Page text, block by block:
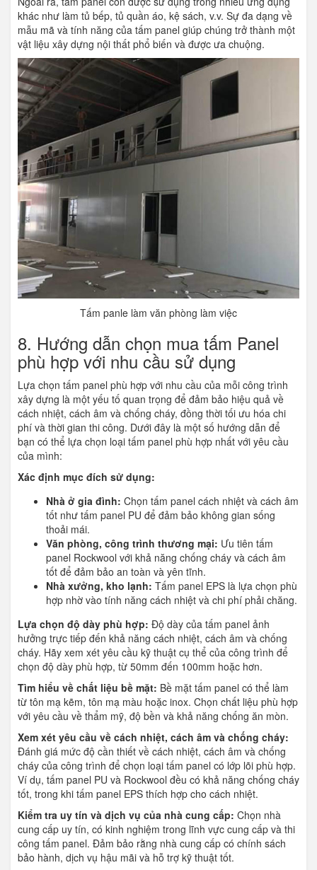
khác như làm tủ bếp, tủ quần áo, kệ sách, v.v. Sự đa dạng về
mẫu mã và tính năng của tấm panel giúp chúng trở thành một
vật liệu xây dựng nội thất phổ biến và được ưa chuộng.
Tấm panle làm văn phòng làm việc
8. Hướng dẫn chọn mua tấm Panel
phù hợp với nhu cầu sử dụng
Lựa chọn tấm panel phù hợp với nhu cầu của mỗi công trình
xây dựng là một yếu tố quan trọng để đảm bảo hiệu quả về
cách nhiệt, cách âm và chống cháy, đồng thời tối ưu hóa chi
phí và thời gian thi công. Dưới đây là một số hướng dẫn để
bạn có thể lựa chọn loại tấm panel phù hợp nhất với yêu cầu
của mình:
Xác định mục đích sử dụng:
Nhà ở gia đình: Chọn tấm panel cách nhiệt và cách âm
tốt như tấm panel PU để đảm bảo không gian sống
thoải mái.
Văn phòng, công trình thương mại: Ưu tiên tấm
panel Rockwool với khả năng chống cháy và cách âm
tốt để đảm bảo an toàn và yên tĩnh.
Nhà xưởng, kho lạnh: Tấm panel EPS là lựa chọn phù
hợp nhờ vào tính năng cách nhiệt và chi phí phải chăng.
Lựa chọn độ dày phù hợp: Độ dày của tấm panel ảnh
hưởng trực tiếp đến khả năng cách nhiệt, cách âm và chống
cháy. Hãy xem xét yêu cầu kỹ thuật cụ thể của công trình để
chọn độ dày phù hợp, từ 50mm đến 100mm hoặc hơn.
Tìm hiểu về chất liệu bề mặt: Bề mặt tấm panel có thể làm
từ tôn mạ kẽm, tôn mạ màu hoặc inox. Chọn chất liệu phù hợp
với yêu cầu về thẩm mỹ, độ bền và khả năng chống ăn mòn.
Xem xét yêu cầu về cách nhiệt, cách âm và chống cháy:
Đánh giá mức độ cần thiết về cách nhiệt, cách âm và chống
cháy của công trình để chọn loại tấm panel có lớp lõi phù hợp.
Ví dụ, tấm panel PU và Rockwool đều có khả năng chống cháy
tốt, trong khi tấm panel EPS thích hợp cho cách nhiệt.
Kiểm tra uy tín và dịch vụ của nhà cung cấp: Chọn nhà
cung cấp uy tín, có kinh nghiệm trong lĩnh vực cung cấp và thi
công tấm panel. Đảm bảo rằng nhà cung cấp có chính sách
bảo hành, dịch vụ hậu mãi và hỗ trợ kỹ thuật tốt.